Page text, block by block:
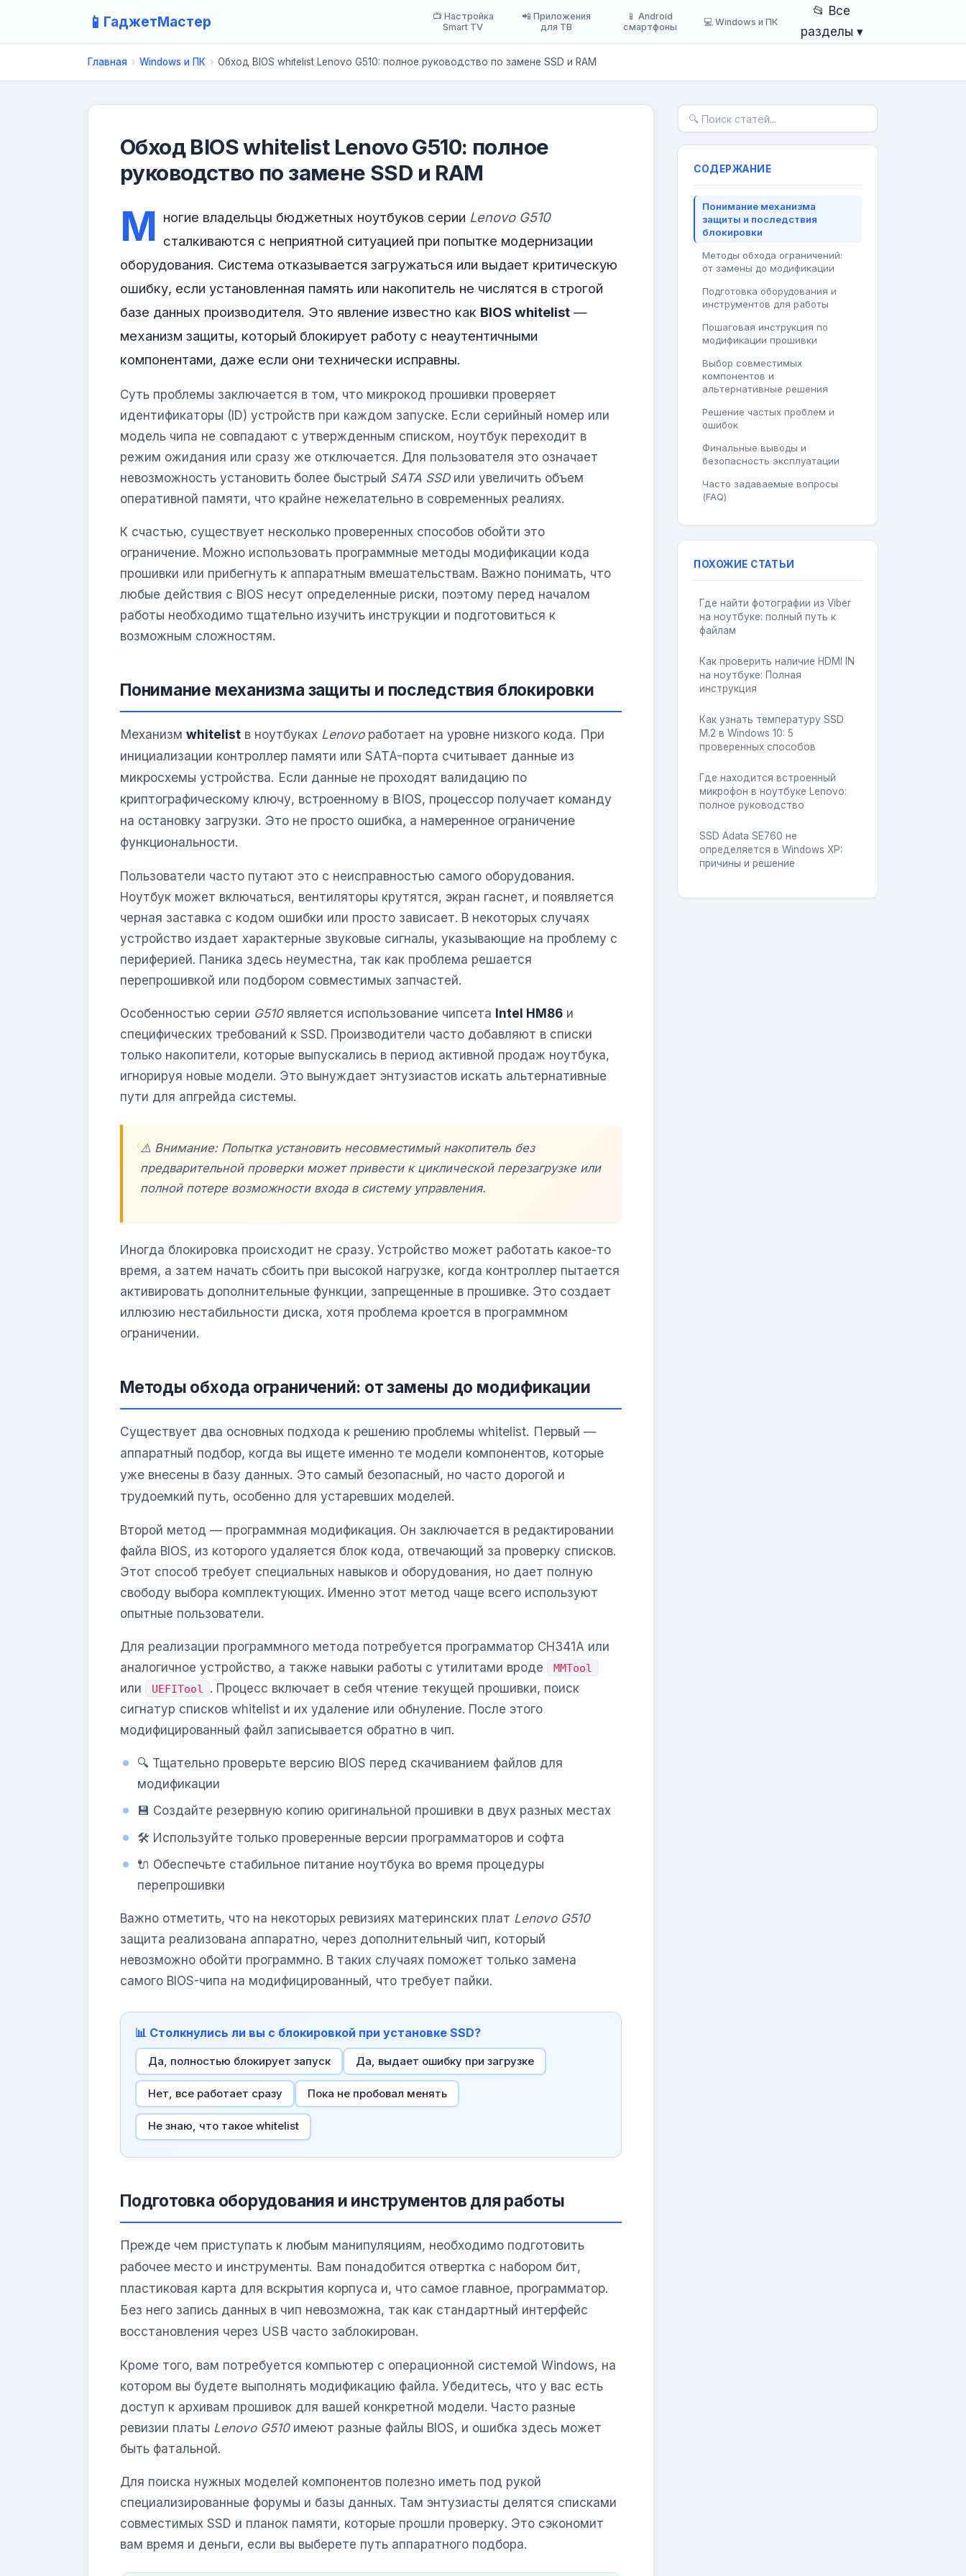
📱 ГаджетМастер
📺 Настройка
Smart TV
📲 Приложения
для ТВ
📱 Android
смартфоны
💻 Windows и ПК
📂 Все
разделы ▾
Главная › Windows и ПК › Обход BIOS whitelist Lenovo G510: полное руководство по замене SSD и RAM
Обход BIOS whitelist Lenovo G510: полное
руководство по замене SSD и RAM
М ногие владельцы бюджетных ноутбуков серии Lenovo G510
сталкиваются с неприятной ситуацией при попытке модернизации
оборудования. Система отказывается загружаться или выдает критическую
ошибку, если установленная память или накопитель не числятся в строгой
базе данных производителя. Это явление известно как BIOS whitelist —
механизм защиты, который блокирует работу с неаутентичными
компонентами, даже если они технически исправны.
Суть проблемы заключается в том, что микрокод прошивки проверяет
идентификаторы (ID) устройств при каждом запуске. Если серийный номер или
модель чипа не совпадают с утвержденным списком, ноутбук переходит в
режим ожидания или сразу же отключается. Для пользователя это означает
невозможность установить более быстрый SATA SSDили увеличить объем
оперативной памяти, что крайне нежелательно в современных реалиях.
К счастью, существует несколько проверенных способов обойти это
ограничение. Можно использовать программные методы модификации кода
прошивки или прибегнуть к аппаратным вмешательствам. Важно понимать, что
любые действия с BIOS несут определенные риски, поэтому перед началом
работы необходимо тщательно изучить инструкции и подготовиться к
возможным сложностям.
Понимание механизма защиты и последствия блокировки
Механизм whitelist в ноутбуках Lenovoработает на уровне низкого кода. При
инициализации контроллер памяти или SATA-порта считывает данные из
микросхемы устройства. Если данные не проходят валидацию по
криптографическому ключу, встроенному в BIOS, процессор получает команду
на остановку загрузки. Это не просто ошибка, а намеренное ограничение
функциональности.
Пользователи часто путают это с неисправностью самого оборудования.
Ноутбук может включаться, вентиляторы крутятся, экран гаснет, и появляется
черная заставка с кодом ошибки или просто зависает. В некоторых случаях
устройство издает характерные звуковые сигналы, указывающие на проблему с
периферией. Паника здесь неуместна, так как проблема решается
перепрошивкой или подбором совместимых запчастей.
Особенностью серии G510является использование чипсета Intel HM86 и
специфических требований к SSD. Производители часто добавляют в списки
только накопители, которые выпускались в период активной продаж ноутбука,
игнорируя новые модели. Это вынуждает энтузиастов искать альтернативные
пути для апгрейда системы.
⚠️ Внимание: Попытка установить несовместимый накопитель без
предварительной проверки может привести к циклической перезагрузке или
полной потере возможности входа в систему управления.
Иногда блокировка происходит не сразу. Устройство может работать какое-то
время, а затем начать сбоить при высокой нагрузке, когда контроллер пытается
активировать дополнительные функции, запрещенные в прошивке. Это создает
иллюзию нестабильности диска, хотя проблема кроется в программном
ограничении.
Методы обхода ограничений: от замены до модификации
Существует два основных подхода к решению проблемы whitelist. Первый —
аппаратный подбор, когда вы ищете именно те модели компонентов, которые
уже внесены в базу данных. Это самый безопасный, но часто дорогой и
трудоемкий путь, особенно для устаревших моделей.
Второй метод — программная модификация. Он заключается в редактировании
файла BIOS, из которого удаляется блок кода, отвечающий за проверку списков.
Этот способ требует специальных навыков и оборудования, но дает полную
свободу выбора комплектующих. Именно этот метод чаще всего используют
опытные пользователи.
Для реализации программного метода потребуется программатор CH341A или
аналогичное устройство, а также навыки работы с утилитами вроде
MMTool
или UEFITool
. Процесс включает в себя чтение текущей прошивки, поиск
сигнатур списков whitelist и их удаление или обнуление. После этого
модифицированный файл записывается обратно в чип.
🔍 Тщательно проверьте версию BIOS перед скачиванием файлов для
модификации
💾 Создайте резервную копию оригинальной прошивки в двух разных местах
🛠️ Используйте только проверенные версии программаторов и софта
🔌 Обеспечьте стабильное питание ноутбука во время процедуры
перепрошивки
Важно отметить, что на некоторых ревизиях материнских плат Lenovo G510
защита реализована аппаратно, через дополнительный чип, который
невозможно обойти программно. В таких случаях поможет только замена
самого BIOS-чипа на модифицированный, что требует пайки.
📊 Столкнулись ли вы с блокировкой при установке SSD?
Да, полностью блокирует запуск Да, выдает ошибку при загрузке
Нет, все работает сразу Пока не пробовал менять
Не знаю, что такое whitelist
Подготовка оборудования и инструментов для работы
Прежде чем приступать к любым манипуляциям, необходимо подготовить
рабочее место и инструменты. Вам понадобится отвертка с набором бит,
пластиковая карта для вскрытия корпуса и, что самое главное, программатор.
Без него запись данных в чип невозможна, так как стандартный интерфейс
восстановления через USB часто заблокирован.
Кроме того, вам потребуется компьютер с операционной системой Windows, на
котором вы будете выполнять модификацию файла. Убедитесь, что у вас есть
доступ к архивам прошивок для вашей конкретной модели. Часто разные
ревизии платы Lenovo G510имеют разные файлы BIOS, и ошибка здесь может
быть фатальной.
Для поиска нужных моделей компонентов полезно иметь под рукой
специализированные форумы и базы данных. Там энтузиасты делятся списками
совместимых SSD и планок памяти, которые прошли проверку. Это сэкономит
вам время и деньги, если вы выберете путь аппаратного подбора.
СОДЕРЖАНИЕ
Понимание механизма
защиты и последствия
блокировки
Методы обхода ограничений:
от замены до модификации
Подготовка оборудования и
инструментов для работы
Пошаговая инструкция по
модификации прошивки
Выбор совместимых
компонентов и
альтернативные решения
Решение частых проблем и
ошибок
Финальные выводы и
безопасность эксплуатации
Часто задаваемые вопросы
(FAQ)
ПОХОЖИЕ СТАТЬИ
Где найти фотографии из Viber
на ноутбуке: полный путь к
файлам
Как проверить наличие HDMI IN
на ноутбуке: Полная
инструкция
Как узнать температуру SSD
M.2 в Windows 10: 5
проверенных способов
Где находится встроенный
микрофон в ноутбуке Lenovo:
полное руководство
SSD Adata SE760 не
определяется в Windows XP:
причины и решение